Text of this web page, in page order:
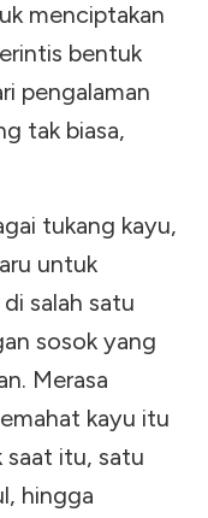
menciptakan
bentuk
pengalaman
tak biasa,
tukang kayu,
untuk
salah satu
sosok yang
Merasa
kayu itu
saat itu, satu
hingga